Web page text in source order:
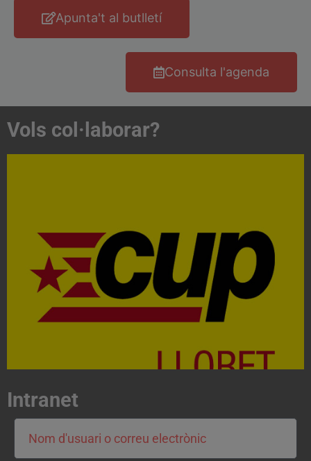
Apunta't al butlletí
Consulta l'agenda
Vols col·laborar?
Contacta'ns i treballa per fer realitat el projecte de
l'esquerra independentista i anticapitalista
CONTACTA
Intranet